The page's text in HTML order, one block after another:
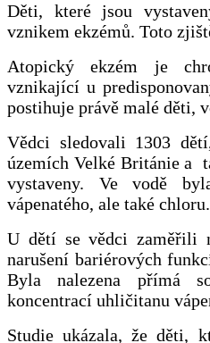
Děti, které jsou
vznikem ekzémů. Toto
Atopický ekzém je
vznikající u
postihuje právě malé děti,
Vědci sledovali 1303
územích Velké Británie a
vystaveny. Ve vodě
vápenatého, ale také chloru.
U dětí se vědci zaměřili
narušení bariérových
Byla nalezena přímá
koncentrací uhličitanu
Studie ukázala, že děti,